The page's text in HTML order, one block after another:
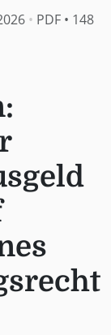
• PDF• 148